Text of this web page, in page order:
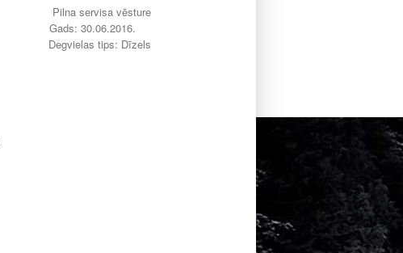
Pilna servisa vēsture
Gads: 30.06.2016.
Degvielas tips: Dīzels